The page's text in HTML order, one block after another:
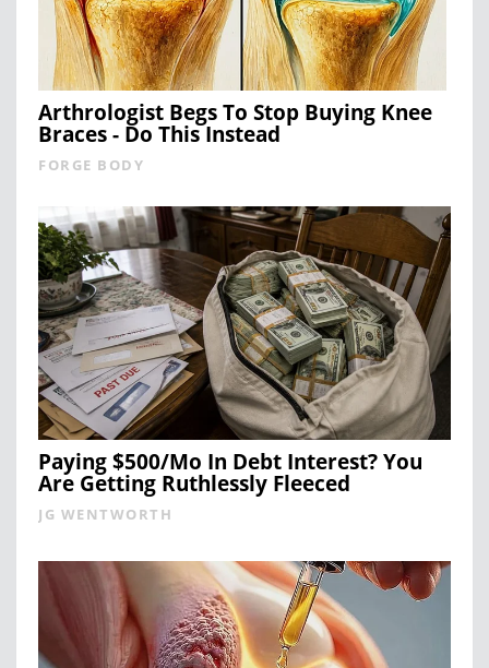
Arthrologist Begs To Stop Buying Knee
Braces - Do This Instead
FORGE BODY
Paying $500/Mo In Debt Interest? You
Are Getting Ruthlessly Fleeced
JG WENTWORTH